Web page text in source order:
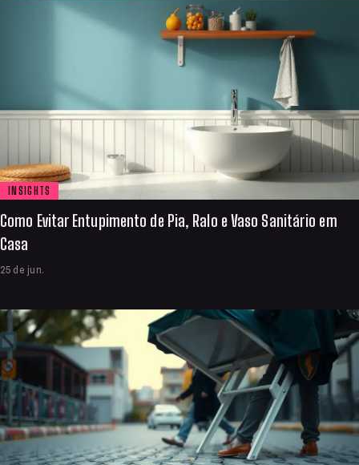
INSIGHTS
Como Evitar Entupimento de Pia, Ralo e Vaso Sanitário em
Casa
25 de jun.